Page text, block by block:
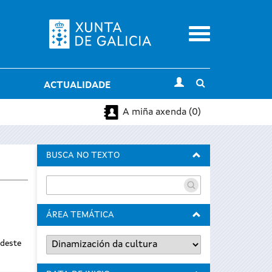
Menu
ACTUALIDADE
search
A miña axenda (0)
BUSCA NO TEXTO
ÁREA TEMÁTICA